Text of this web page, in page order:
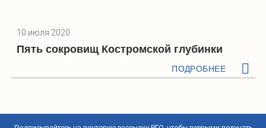
10 июля 2020
Пять сокровищ Костромской глубинки
ПОДРОБНЕЕ